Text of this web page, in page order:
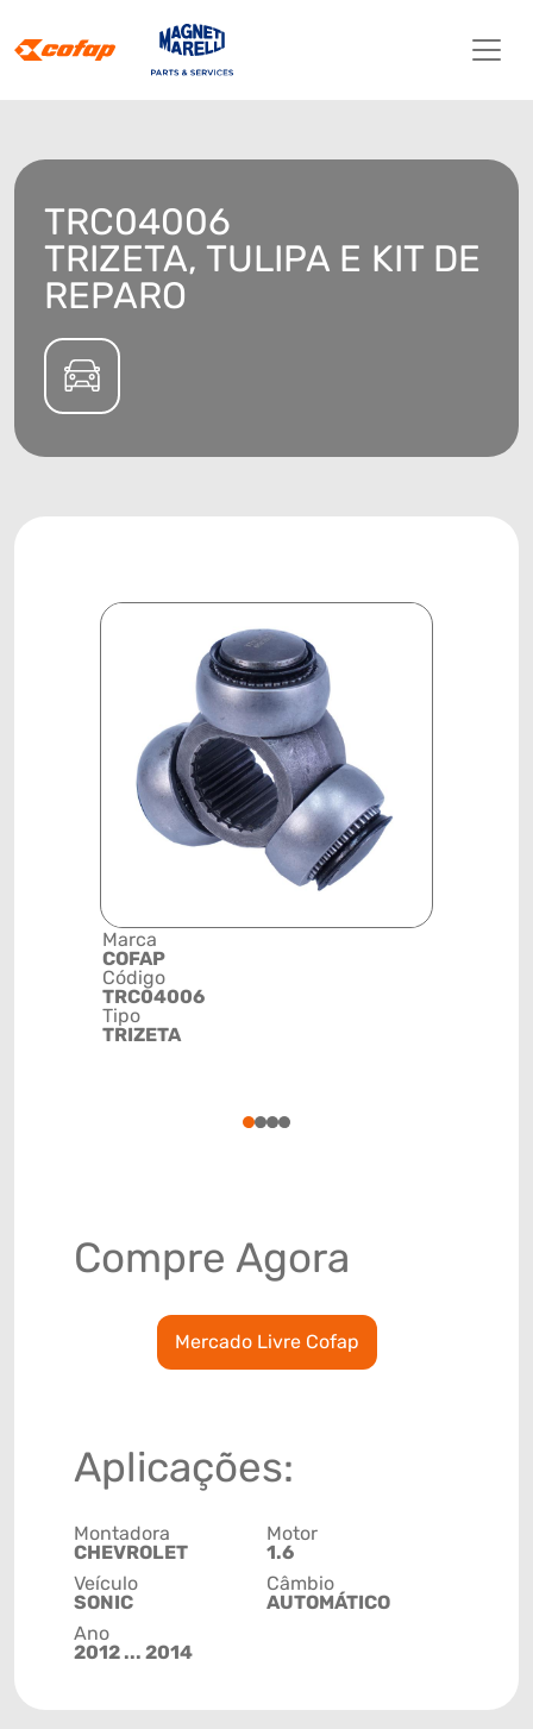
TRC04006
TRIZETA, TULIPA E KIT DE
REPARO
Marca
COFAP
Código
TRC04006
Tipo
TRIZETA
1234
Compre Agora
Mercado Livre Cofap
Aplicações:
Montadora
CHEVROLET
Veículo
SONIC
Ano
2012 ... 2014
Motor
1.6
Câmbio
AUTOMÁTICO